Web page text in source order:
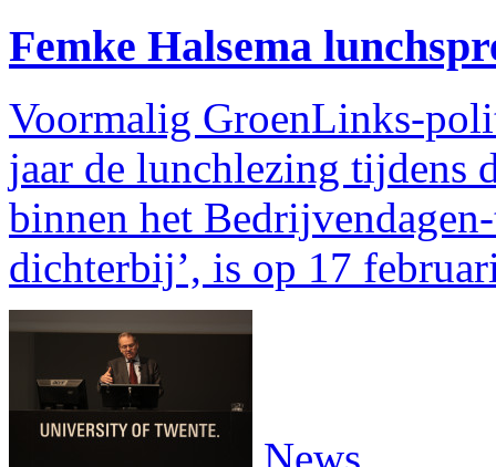
Femke Halsema
Voormalig GroenLinks-
jaar de lunchlezing tijdens
binnen het
dichterbij’, is op 17
News